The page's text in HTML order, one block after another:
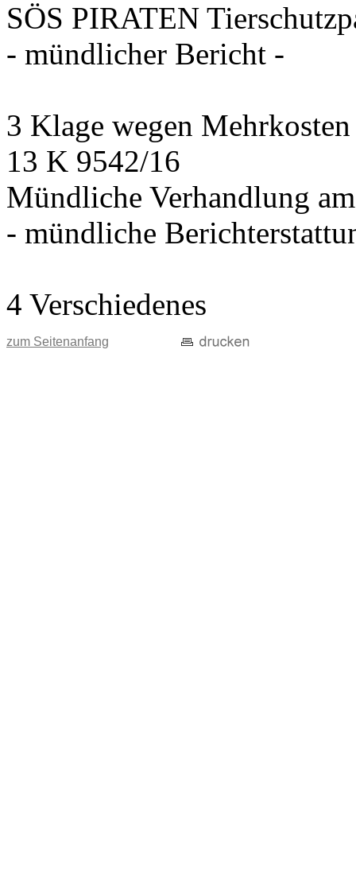
SÖS PIRATEN
- mündlicher Bericht -
3 Klage wegen
13 K 9542/16
Mündliche Verhandlung
- mündliche
4 Verschiedenes
zum Seitenanfang